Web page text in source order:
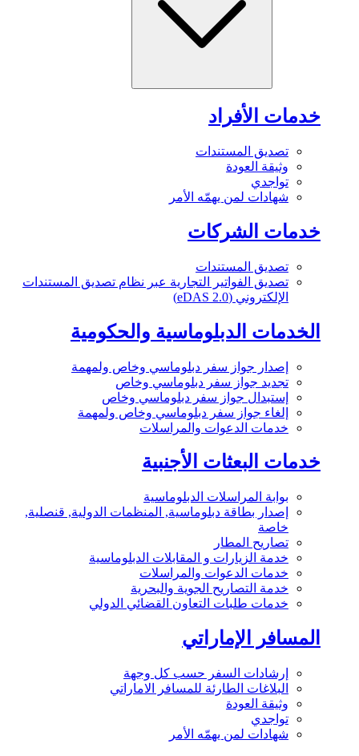
خدمات الأفراد
تصديق المستندات
وثيقة العودة
تواجدي
شهادات لمن يهمّه الأمر
خدمات الشركات
تصديق المستندات
تصديق الفواتير التجارية عبر نظام تصديق المستندات
الإلكتروني (eDAS 2.0)
الخدمات الدبلوماسية والحكومية
إصدار جواز سفر دبلوماسي وخاص ولمهمة
تجديد جواز سفر دبلوماسي وخاص
إستبدال جواز سفر دبلوماسي وخاص
إلغاء جواز سفر دبلوماسي وخاص ولمهمة
خدمات الدعوات والمراسلات
خدمات البعثات الأجنبية
بوابة المراسلات الدبلوماسية
إصدار بطاقة دبلوماسية, المنظمات الدولية, قنصلية,
خاصة
تصاريح المطار
خدمة الزيارات و المقابلات الدبلوماسية
خدمات الدعوات والمراسلات
خدمة التصاريح الجوية والبحرية
خدمات طلبات التعاون القضائي الدولي
المسافر الإماراتي
إرشادات السفر حسب كل وجهة
البلاغات الطارئة للمسافر الاماراتي
وثيقة العودة
تواجدي
شهادات لمن يهمّه الأمر